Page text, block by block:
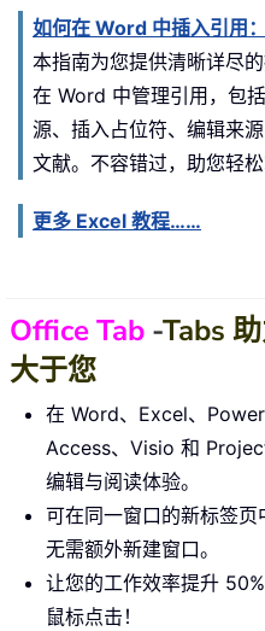
如何在 Word 中插入引用
本指南为您提供清晰详尽
在 Word 中管理引用，包
源、插入占位符、编辑来
文献。不容错过，助您轻松
更多 Excel 教程……
Office Tab -Tabs
大于您
在 Word、Excel、
Access、Visio 和
编辑与阅读体验。
可在同一窗口的新标签页
无需额外新建窗口。
让您的工作效率提升
鼠标点击！